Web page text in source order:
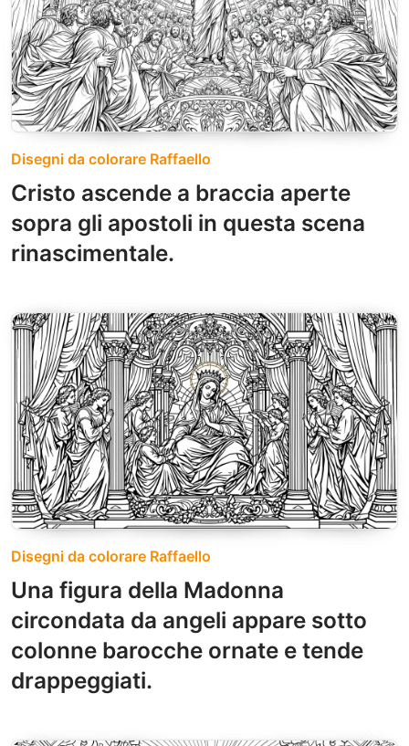
Disegni da colorare Raffaello
Cristo ascende a braccia aperte
sopra gli apostoli in questa scena
rinascimentale.
Disegni da colorare Raffaello
Una figura della Madonna
circondata da angeli appare sotto
colonne barocche ornate e tende
drappeggiati.